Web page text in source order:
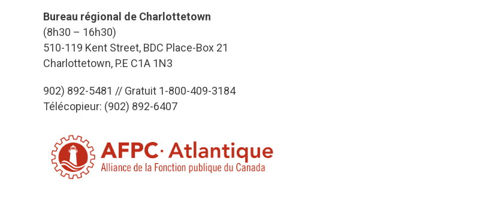
Bureau régional de Charlottetown
(8h30 – 16h30)
510-119 Kent Street, BDC Place-Box 21
Charlottetown, P.E C1A 1N3
902) 892-5481 // Gratuit 1-800-409-3184
Télécopieur: (902) 892-6407